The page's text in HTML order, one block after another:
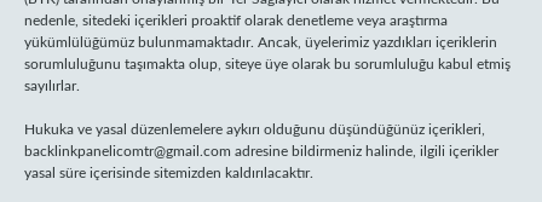
nedenle, sitedeki içerikleri proaktif olarak denetleme veya araştırma
yükümlülüğümüz bulunmamaktadır. Ancak, üyelerimiz yazdıkları içeriklerin
sorumluluğunu taşımakta olup, siteye üye olarak bu sorumluluğu kabul etmiş
sayılırlar.
Hukuka ve yasal düzenlemelere aykırı olduğunu düşündüğünüz içerikleri,
backlinkpanelicomtr@gmail.com adresine bildirmeniz halinde, ilgili içerikler
yasal süre içerisinde sitemizden kaldırılacaktır.